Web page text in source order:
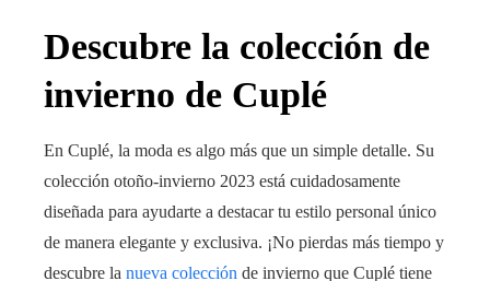
Descubre la colección de
invierno de Cuplé
En Cuplé, la moda es algo más que un simple detalle. Su
colección otoño-invierno 2023 está cuidadosamente
diseñada para ayudarte a destacar tu estilo personal único
de manera elegante y exclusiva. ¡No pierdas más tiempo y
descubre la nueva colección de invierno que Cuplé tiene